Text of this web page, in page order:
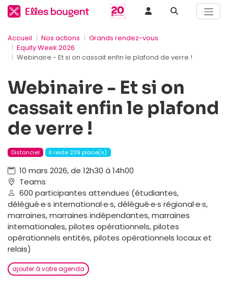
Accueil Nos actions
Grands rendez-vous
Equity Week 2026
Webinaire - Et si on cassait enfin le plafond de verre !
Webinaire - Et si on
cassait enfin le plafond
de verre !
Distanciel Il reste 239 place(s)
10 mars 2026, de 12h30 à 14h00
Teams
600 participantes attendues (étudiantes,
délégué·e·s international·e·s, délégué·e·s régional·e·s,
marraines, marraines indépendantes, marraines
internationales, pilotes opérationnels, pilotes
opérationnels entités, pilotes opérationnels locaux et
relais)
ajouter à votre agenda